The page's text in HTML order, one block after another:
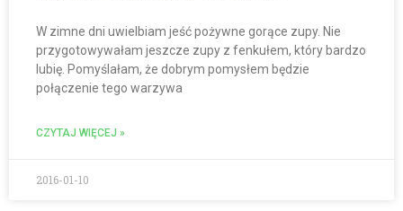
W zimne dni uwielbiam jeść pożywne gorące zupy. Nie
przygotowywałam jeszcze zupy z fenkułem, który bardzo
lubię. Pomyślałam, że dobrym pomysłem będzie
połączenie tego warzywa
CZYTAJ WIĘCEJ »
2016-01-10